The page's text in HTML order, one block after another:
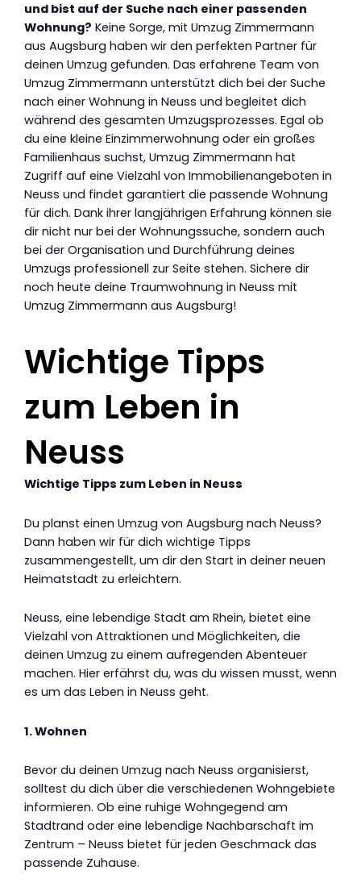
und bist auf der Suche nach einer passenden
Wohnung? Keine Sorge, mit Umzug Zimmermann
aus Augsburg haben wir den perfekten Partner für
deinen Umzug gefunden. Das erfahrene Team von
Umzug Zimmermann unterstützt dich bei der Suche
nach einer Wohnung in Neuss und begleitet dich
während des gesamten Umzugsprozesses. Egal ob
du eine kleine Einzimmerwohnung oder ein großes
Familienhaus suchst, Umzug Zimmermann hat
Zugriff auf eine Vielzahl von Immobilienangeboten in
Neuss und findet garantiert die passende Wohnung
für dich. Dank ihrer langjährigen Erfahrung können sie
dir nicht nur bei der Wohnungssuche, sondern auch
bei der Organisation und Durchführung deines
Umzugs professionell zur Seite stehen. Sichere dir
noch heute deine Traumwohnung in Neuss mit
Umzug Zimmermann aus Augsburg!
Wichtige Tipps
zum Leben in
Neuss
Wichtige Tipps zum Leben in Neuss
Du planst einen Umzug von Augsburg nach Neuss?
Dann haben wir für dich wichtige Tipps
zusammengestellt, um dir den Start in deiner neuen
Heimatstadt zu erleichtern.
Neuss, eine lebendige Stadt am Rhein, bietet eine
Vielzahl von Attraktionen und Möglichkeiten, die
deinen Umzug zu einem aufregenden Abenteuer
machen. Hier erfährst du, was du wissen musst, wenn
es um das Leben in Neuss geht.
1. Wohnen
Bevor du deinen Umzug nach Neuss organisierst,
solltest du dich über die verschiedenen Wohngebiete
informieren. Ob eine ruhige Wohngegend am
Stadtrand oder eine lebendige Nachbarschaft im
Zentrum – Neuss bietet für jeden Geschmack das
passende Zuhause.